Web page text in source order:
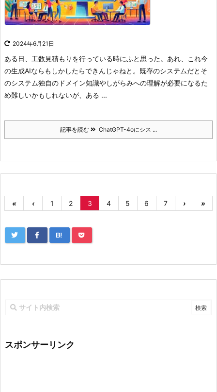
2024年6月21日
ある日、工数見積もりを行っている時にふと思った。 あれ、これ今
の生成AIならもしかしたらできんじゃねと。 既存のシステムだとそ
のシステム独自のドメイン知識やしがらみへの理解が必要になるた
め難しいかもしれないが、ある ...
記事を読む ChatGPT-4oにシス ...
« ‹ 1 2 3 4 5 6 7 › »
B!
スポンサーリンク